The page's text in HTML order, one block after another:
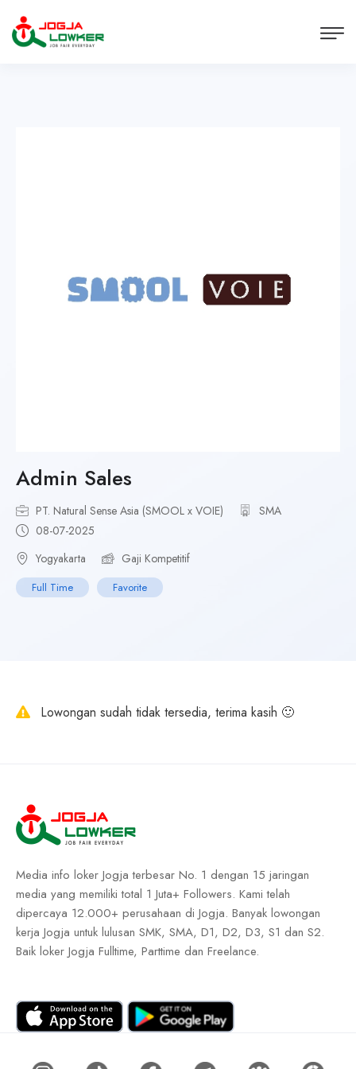
Admin Sales
PT. Natural Sense Asia (SMOOL x VOIE)
SMA
08-07-2025
Yogyakarta
Gaji Kompetitif
Full Time Favorite
Lowongan sudah tidak tersedia, terima kasih 🙂
Media info loker Jogja terbesar No. 1 dengan 15 jaringan
media yang memiliki total 1 Juta+ Followers. Kami telah
dipercaya 12.000+ perusahaan di Jogja. Banyak lowongan
kerja Jogja untuk lulusan SMK, SMA, D1, D2, D3, S1 dan S2.
Baik loker Jogja Fulltime, Parttime dan Freelance.